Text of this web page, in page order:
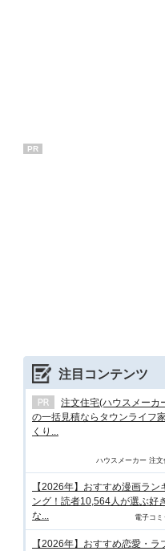
PR
注目コンテンツ
注文住宅(ハウスメーカ
の一括見積ならタウンライフ
くり...
ハウスメーカー 注文
【2026年】おすすめ漫画ラン
ング！読者10,564人が選ぶ好
な...
電子コミ
【2026年】おすすめ恋愛・ラ